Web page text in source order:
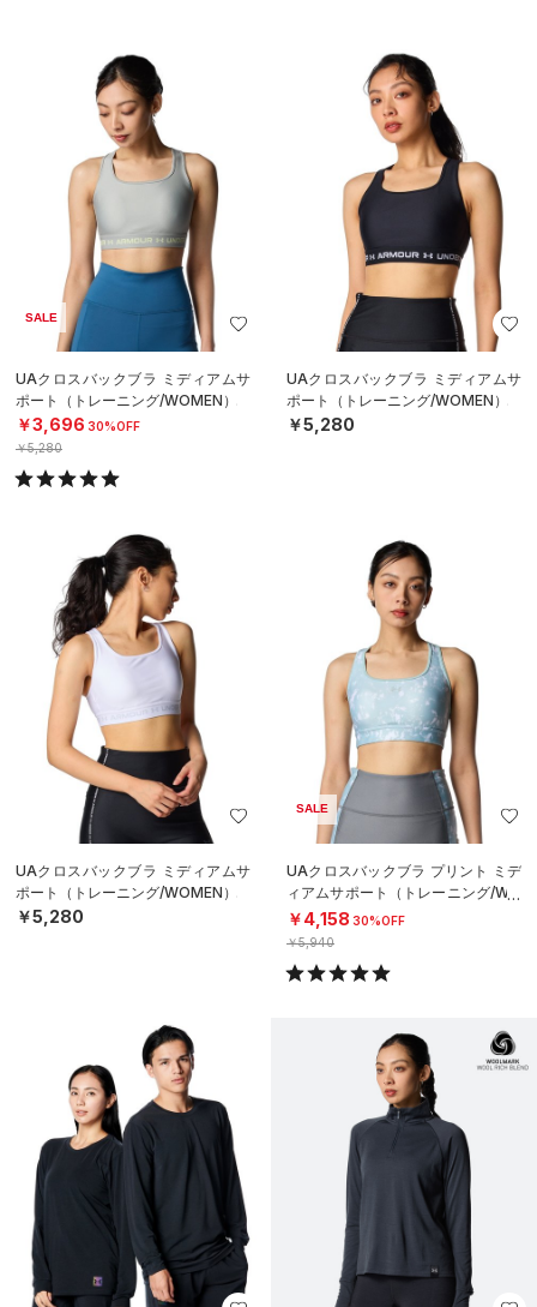
SALE
UAクロスバックブラ ミディアムサ
ポート（トレーニング/WOMEN）
￥3,696 30%OFF
￥5,280
UAクロスバックブラ ミディアムサ
ポート（トレーニング/WOMEN）
￥5,280
UAクロスバックブラ ミディアムサ
ポート（トレーニング/WOMEN）
￥5,280
SALE
UAクロスバックブラ プリント ミデ
ィアムサポート（トレーニング/WO
MEN）
￥4,158 30%OFF
￥5,940